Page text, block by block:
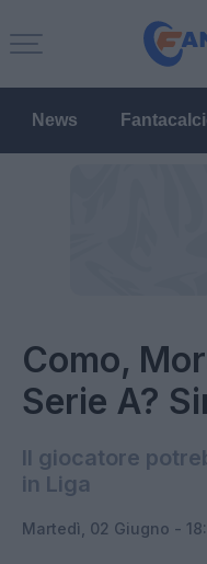
News
Como,
Serie A?
Il giocatore
in Liga
Martedì, 02 Giugno -